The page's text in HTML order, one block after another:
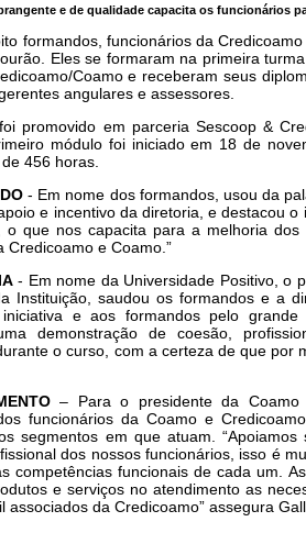
e de qualidade capacita os funcionários
formandos, funcionários da
Eles se formaram na primeira
Coamo e receberam seus
angulares e assessores.
promovido em parceria Sescoop &
módulo foi iniciado em 18 de
456 horas.
- Em nome dos formandos, usou da
e incentivo da diretoria, e destacou
o que nos capacita para a melhoria
Credicoamo e Coamo.”
- Em nome da Universidade Positivo, o
Instituição, saudou os formandos e a
e aos formandos pelo
demonstração de coesão,
o curso, com a certeza de que por
– Para o presidente da Coamo
funcionários da Coamo e
segmentos em que atuam.
dos nossos funcionários, isso é
competências funcionais de cada um.
e serviços no atendimento as
associados da Credicoamo” assegura